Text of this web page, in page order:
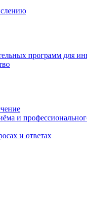
программ для
и
и ответах